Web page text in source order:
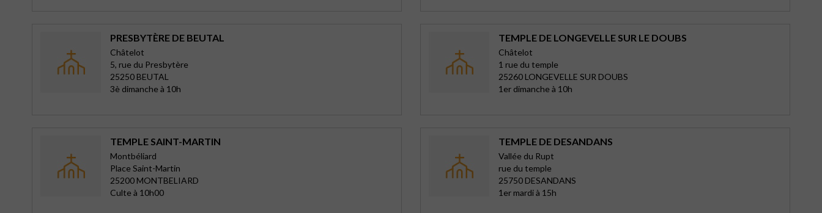
PRESBYTÈRE DE BEUTAL
Châtelot
5, rue du Presbytère
25250 BEUTAL
3è dimanche à 10h
TEMPLE DE LONGEVELLE SUR LE DOUBS
Châtelot
1 rue du temple
25260 LONGEVELLE SUR DOUBS
1er dimanche à 10h
TEMPLE SAINT-MARTIN
Montbéliard
Place Saint-Martin
25200 MONTBELIARD
Culte à 10h00
TEMPLE DE DESANDANS
Vallée du Rupt
rue du temple
25750 DESANDANS
1er mardi à 15h